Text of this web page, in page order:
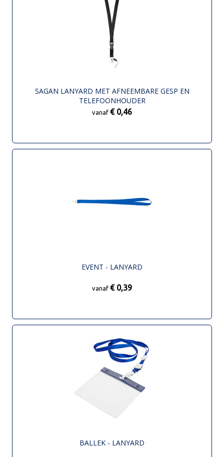
SAGAN LANYARD MET AFNEEMBARE GESP EN
TELEFOONHOUDER
vanaf € 0,46
EVENT - LANYARD
vanaf € 0,39
BALLEK - LANYARD